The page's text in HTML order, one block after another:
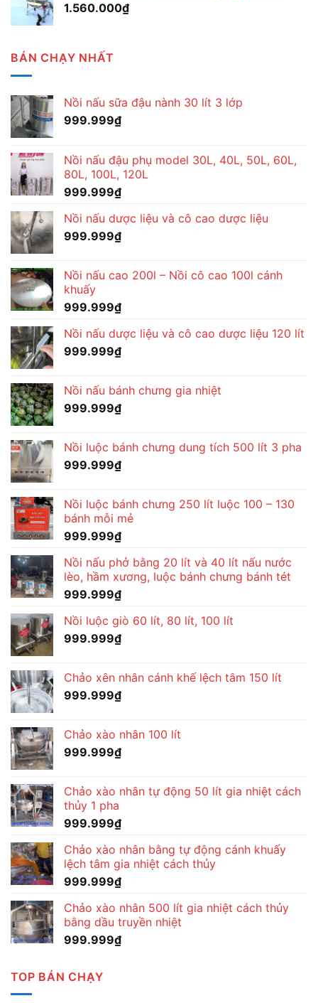
1.560.000₫
BÁN CHẠY NHẤT
Nồi nấu sữa đậu nành 30 lít 3 lớp
999.999₫
Nồi nấu đậu phụ model 30L, 40L, 50L, 60L,
80L, 100L, 120L
999.999₫
Nồi nấu dược liệu và cô cao dược liệu
999.999₫
Nồi nấu cao 200l – Nồi cô cao 100l cánh
khuấy
999.999₫
Nồi nấu dược liệu và cô cao dược liệu 120 lít
999.999₫
Nồi nấu bánh chưng gia nhiệt
999.999₫
Nồi luộc bánh chưng dung tích 500 lít 3 pha
999.999₫
Nồi luộc bánh chưng 250 lít luộc 100 – 130
bánh mỗi mẻ
999.999₫
Nồi nấu phở bằng 20 lít và 40 lít nấu nước
lèo, hầm xương, luộc bánh chưng bánh tét
999.999₫
Nồi luộc giò 60 lít, 80 lít, 100 lít
999.999₫
Chảo xên nhân cánh khế lệch tâm 150 lít
999.999₫
Chảo xào nhân 100 lít
999.999₫
Chảo xào nhân tự động 50 lít gia nhiệt cách
thủy 1 pha
999.999₫
Chảo xào nhân bằng tự động cánh khuấy
lệch tâm gia nhiệt cách thủy
999.999₫
Chảo xào nhân 500 lít gia nhiệt cách thủy
bằng dầu truyền nhiệt
999.999₫
TOP BÁN CHẠY